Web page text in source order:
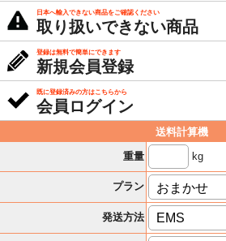
日本へ輸入できない商品をご確認ください
取り扱いできない商品
登録は無料で簡単にできます
新規会員登録
既に登録済みの方はこちらから
会員ログイン
送料計算機
重量
kg
プラン
発送方法